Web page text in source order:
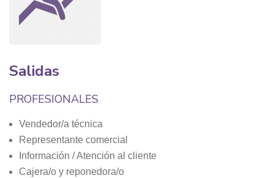
Salidas
PROFESIONALES
Vendedor/a técnica
Representante comercial
Información / Atención al cliente
Cajera/o y reponedora/o